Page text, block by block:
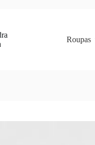
Roupas